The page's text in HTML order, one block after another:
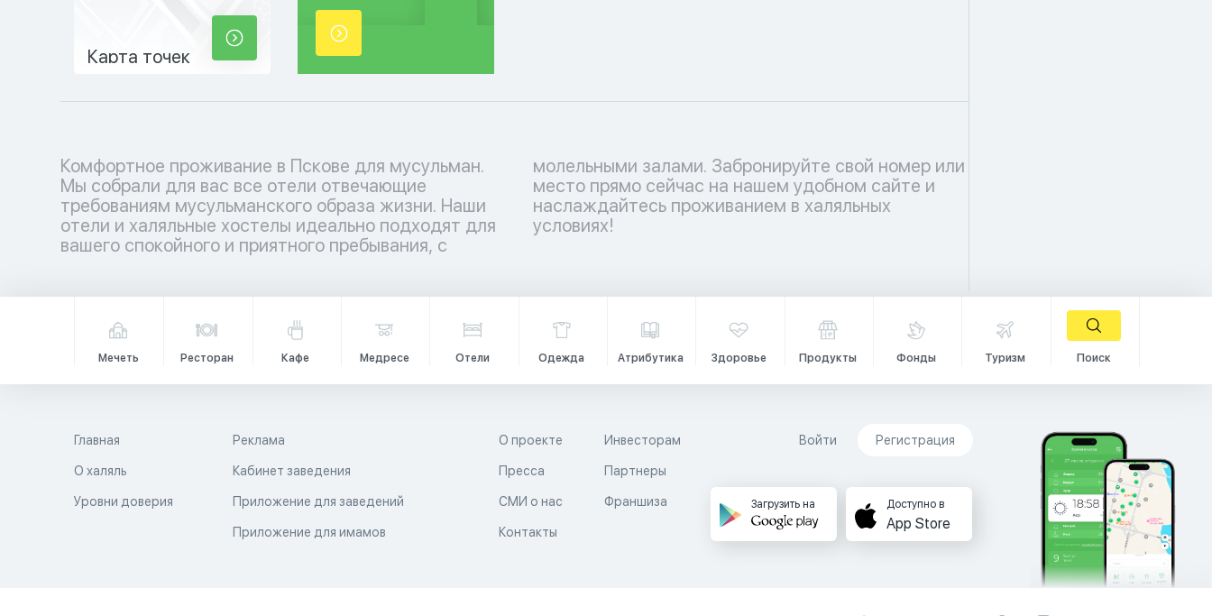
Карта точек
Комфортное проживание в Пскове для мусульман.
Мы собрали для вас все отели отвечающие
требованиям мусульманского образа жизни. Наши
отели и халяльные хостелы идеально подходят для
вашего спокойного и приятного пребывания, с
молельными залами. Забронируйте свой номер или
место прямо сейчас на нашем удобном сайте и
наслаждайтесь проживанием в халяльных
условиях!
Мечеть Ресторан Кафе Медресе Отели Одежда Атрибутика Здоровье Продукты Фонды Туризм Поиск
Главная
О халяль
Уровни доверия
Реклама
Кабинет заведения
Приложение для заведений
Приложение для имамов
О проекте
Пресса
СМИ о нас
Контакты
Инвесторам
Партнеры
Франшиза
Войти Регистрация
Загрузить на Доступно в
App Store